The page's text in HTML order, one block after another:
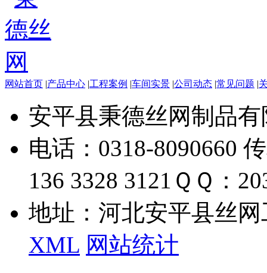
网站首页 |产品中心 |工程案例 |车间实景 |公司动态 |常见问题 |
安平县秉德丝网制品
电话：0318-8090660
136 3328 3121 ＱＱ：
地址：河北安平县丝
XML 网站统计